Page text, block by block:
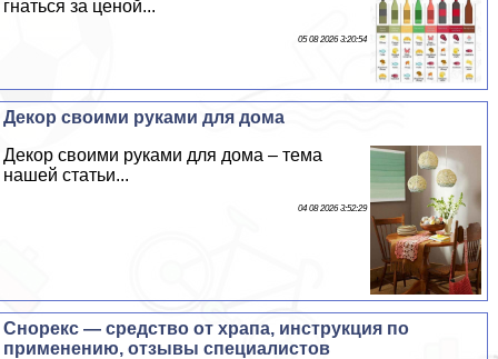
гнаться за ценой...
05 08 2026 3:20:54
Декор своими руками для дома
Декор своими руками для дома – тема
нашей статьи...
04 08 2026 3:52:29
Снорекс — средство от храпа, инструкция по
применению, отзывы специалистов